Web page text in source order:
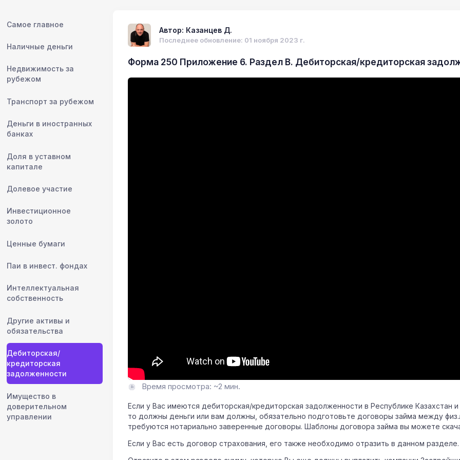
Самое главное
Наличные деньги
Недвижимость за
рубежом
Транспорт за рубежом
Деньги в иностранных
банках
Доля в уставном
капитале
Долевое участие
Инвестиционное
золото
Ценные бумаги
Паи в инвест. фондах
Интеллектуальная
собственность
Другие активы и
обязательства
Дебиторская/
кредиторская
задолженности
Имущество в
доверительном
управлении
Автор: Казанцев Д.
Последнее обновление: 01 ноября 2023 г.
Форма 250 Приложение 6. Раздел В. Дебиторская/кредиторская
Время просмотра: ~2 мин.
Если у Вас имеются дебиторская/кредиторская задолженности в Республике Казахстан
то должны деньги или вам должны, обязательно подготовьте договоры займа между
требуются нотариально заверенные договоры. Шаблоны договора займа вы можете
Если у Вас есть договор страхования, его также необходимо отразить в данном